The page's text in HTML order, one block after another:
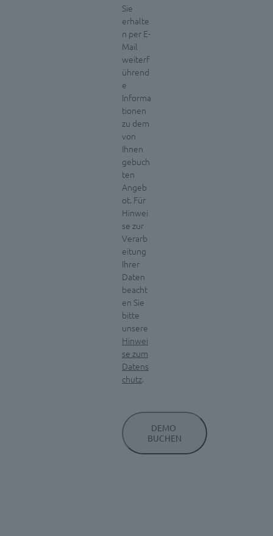
Sie
erhalte
n per E-
Mail
weiterf
ührend
e
Informa
tionen
zu dem
von
Ihnen
gebuch
ten
Angeb
ot. Für
Hinwei
se zur
Verarb
eitung
Ihrer
Daten
beacht
en Sie
bitte
unsere
Hinwei
se zum
Datens
chutz.